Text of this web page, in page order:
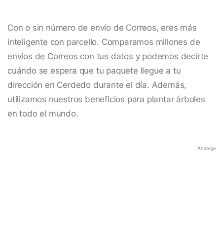
Con o sin número de envío de Correos, eres más
inteligente con parcello. Comparamos millones de
envíos de Correos con tus datos y podemos decirte
cuándo se espera que tu paquete llegue a tu
dirección en Cerdedo durante el día. Además,
utilizamos nuestros beneficios para plantar árboles
en todo el mundo.
Anzeige